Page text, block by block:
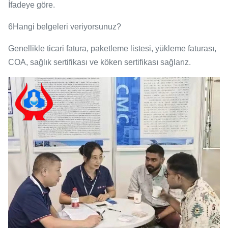
İfadeye göre.
6Hangi belgeleri veriyorsunuz?
Genellikle ticari fatura, paketleme listesi, yükleme faturası,
COA, sağlık sertifikası ve köken sertifikası sağlarız.